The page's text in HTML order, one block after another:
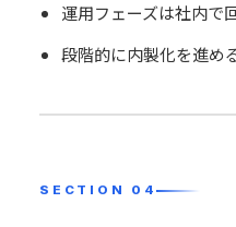
運用フェーズは社内で
段階的に内製化を進め